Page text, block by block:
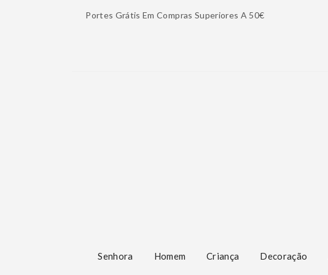
Portes Grátis Em Compras Superiores A 50€
Senhora Homem Criança Decoração